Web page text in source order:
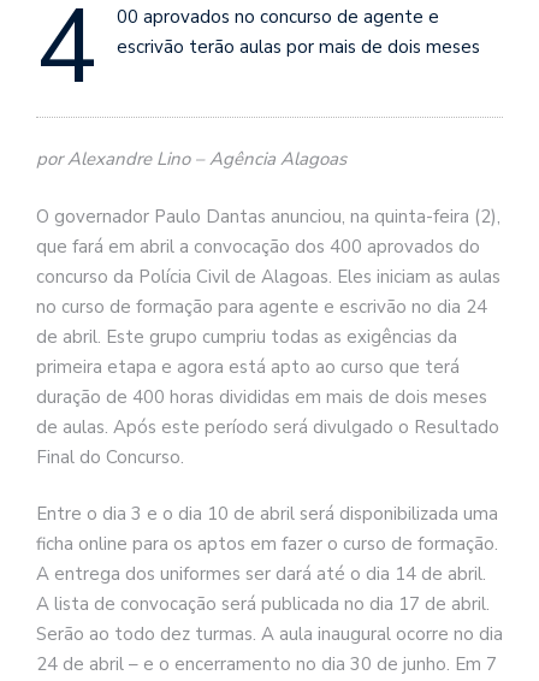
4
00 aprovados no concurso de agente e
escrivão terão aulas por mais de dois meses
por Alexandre Lino – Agência Alagoas
O governador Paulo Dantas anunciou, na quinta-feira (2),
que fará em abril a convocação dos 400 aprovados do
concurso da Polícia Civil de Alagoas. Eles iniciam as aulas
no curso de formação para agente e escrivão no dia 24
de abril. Este grupo cumpriu todas as exigências da
primeira etapa e agora está apto ao curso que terá
duração de 400 horas divididas em mais de dois meses
de aulas. Após este período será divulgado o Resultado
Final do Concurso.
Entre o dia 3 e o dia 10 de abril será disponibilizada uma
ficha online para os aptos em fazer o curso de formação.
A entrega dos uniformes ser dará até o dia 14 de abril.
A lista de convocação será publicada no dia 17 de abril.
Serão ao todo dez turmas. A aula inaugural ocorre no dia
24 de abril – e o encerramento no dia 30 de junho. Em 7